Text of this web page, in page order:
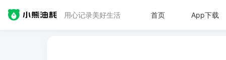
用心记录美好生活 首页 App下载